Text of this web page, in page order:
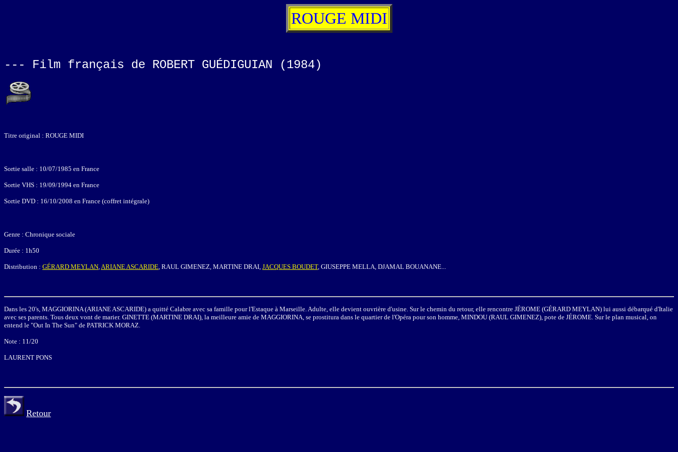
ROUGE MIDI
--- Film français de ROBERT GUÉDIGUIAN (1984)
Titre original : ROUGE MIDI
Sortie salle : 10/07/1985 en France
Sortie VHS : 19/09/1994 en France
Sortie DVD : 16/10/2008 en France (coffret intégrale)
Genre : Chronique sociale
Durée : 1h50
Distribution : GÉRARD MEYLAN,ARIANE ASCARIDE, RAUL GIMENEZ, MARTINE DRAI, JACQUES BOUDET, GIUSEPPE MELLA, DJAMAL BOUANANE...
Dans les 20's, MAGGIORINA (ARIANE ASCARIDE) a quitté Calabre avec sa famille pour l'Estaque à Marseille. Adulte, elle devient ouvrière d'usine. Sur le chemin du retour, elle rencontre JÉROME (GÉRARD MEYLAN) lui aussi débarqué d'Italie
avec ses parents. Tous deux vont de marier. GINETTE (MARTINE DRAI), la meilleure amie de MAGGIORINA, se prostitura dans le quartier de l'Opéra pour son homme, MINDOU (RAUL GIMENEZ), pote de JÉROME. Sur le plan musical, on
entend le "Out In The Sun" de PATRICK MORAZ.
Note : 11/20
LAURENT PONS
Retour